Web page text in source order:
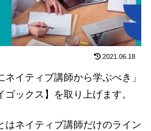
2021.06.18
イティブ講師から学ぶべき」
ックス】を取り上げます。
はネイティブ講師だけのライン